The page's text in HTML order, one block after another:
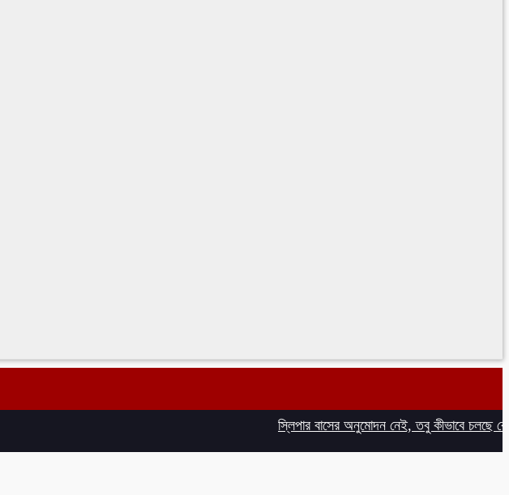
স্লিপার বাসের অনুমোদন নেই, তবু কীভাবে চলছে বেঙ্গল